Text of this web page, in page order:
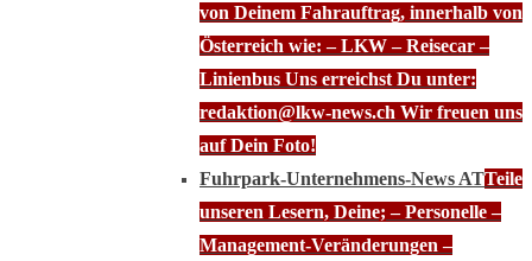
von Deinem Fahrauftrag, innerhalb von
Österreich wie: – LKW – Reisecar –
Linienbus Uns erreichst Du unter:
redaktion@lkw-news.ch Wir freuen uns
auf Dein Foto!
Fuhrpark-Unternehmens-News ATTeile
unseren Lesern, Deine; – Personelle –
Management-Veränderungen –